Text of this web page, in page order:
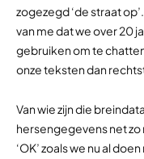
zogezegd ‘de straat
van me dat we over 20
gebruiken om te
onze teksten dan
Van wie zijn die
hersengegevens net
‘OK’ zoals we nu al